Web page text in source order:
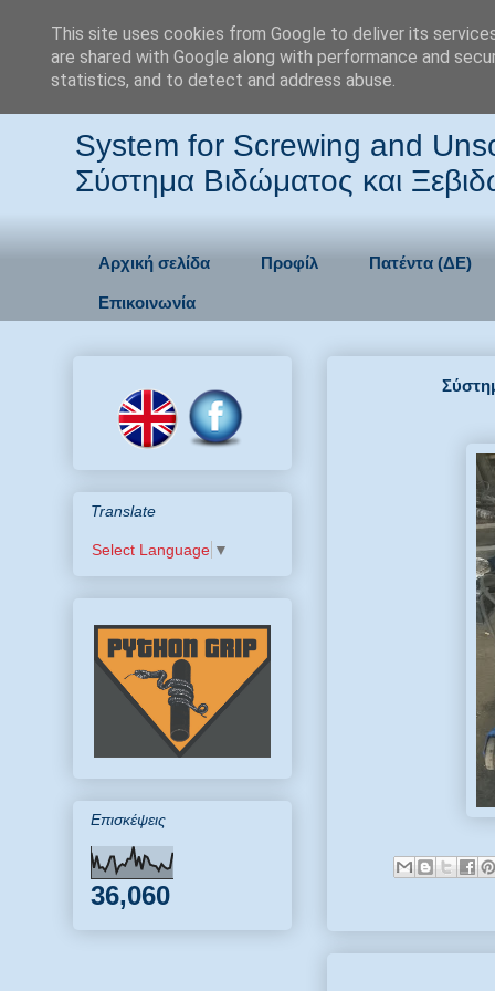
Python Grip
System for Screwing and
Σύστημα Βιδώματος και
Αρχική σελίδα Προφίλ Πατέντα (ΔΕ)
Επικοινωνία
Translate
Select Language ▼
Επισκέψεις
36,060
This site uses cookies from Google to deliver its
are shared with Google along with performance and
statistics, and to detect and address abuse.